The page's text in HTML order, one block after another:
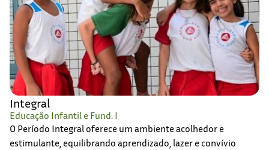
Integral
Educação Infantil e Fund. I
O Período Integral oferece um ambiente acolhedor e
estimulante, equilibrando aprendizado, lazer e convívio